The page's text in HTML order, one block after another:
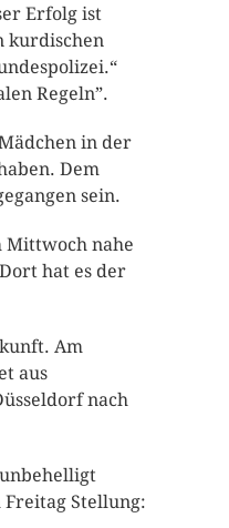
Erfolg ist
kurdischen
Regeln”.
in der
Dem
sein.
Mittwoch nahe
hat es der
Am
aus
nach
Freitag Stellung: